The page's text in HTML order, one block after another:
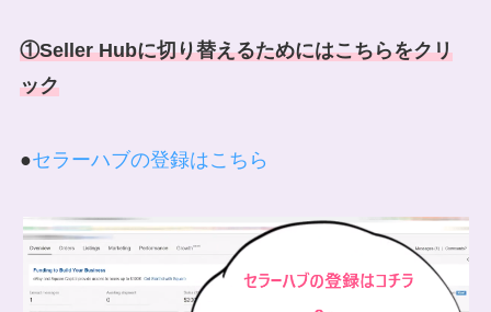
①Seller Hubに切り替えるためにはこちらをクリ
ック
●セラーハブの登録はこちら